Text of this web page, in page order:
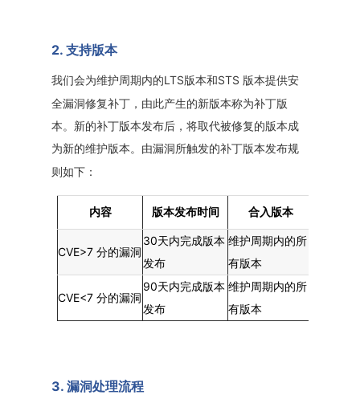
2. 支持版本
我们会为维护周期内的LTS版本和STS 版本提供安
全漏洞修复补丁，由此产生的新版本称为补丁版
本。新的补丁版本发布后，将取代被修复的版本成
为新的维护版本。
由漏洞所触发的补丁版本发布规
则如下：
内容 版本发布时间 合入版本
CVE>7 分的漏洞
30天内完成版本
发布
维护周期内的所
有版本
CVE<7 分的漏洞
90天内完成版本
发布
维护周期内的所
有版本
3. 漏洞处理流程